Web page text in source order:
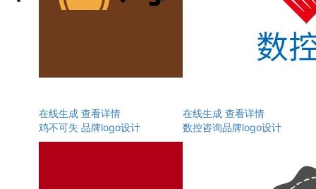
在线生成 查看详情
鸡不可失 品牌logo设计
在线生成 查看详情
数控咨询品牌logo设计